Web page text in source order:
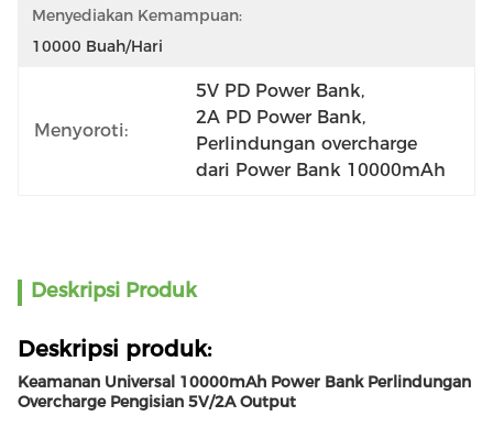
Menyediakan Kemampuan:
10000 Buah/hari
Menyoroti:
5V PD Power Bank,
2A PD Power Bank,
Perlindungan overcharge
dari Power Bank 10000mAh
Deskripsi Produk
Deskripsi produk:
Keamanan Universal 10000mAh Power Bank Perlindungan
Overcharge Pengisian 5V/2A Output